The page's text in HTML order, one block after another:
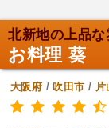
北新地の上品な
お料理 葵
大阪府 / 吹田市 / 片